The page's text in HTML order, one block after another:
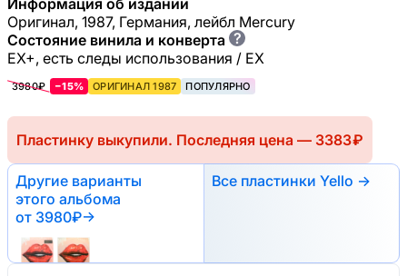
Оригинал, 1987, Германия, лейбл Mercury
Состояние винила и конверта ?
EX+, есть следы использования / EX
3980₽ −15% ОРИГИНАЛ 1987 ПОПУЛЯРНО
Пластинку выкупили. Последняя цена — 3383 ₽
Другие варианты
этого альбома
от 3980₽→
Все пластинки Yello →